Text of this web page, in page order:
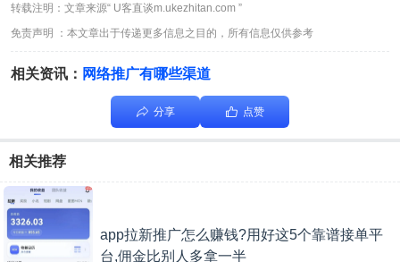
转载注明：文章来源“ U客直谈m.ukezhitan.com ”
免责声明 ：本文章出于传递更多信息之目的，所有信息仅供参考
相关资讯： 网络推广有哪些渠道
分享 点赞
相关推荐
app拉新推广怎么赚钱?用好这5个靠谱接单平
台,佣金比别人多拿一半